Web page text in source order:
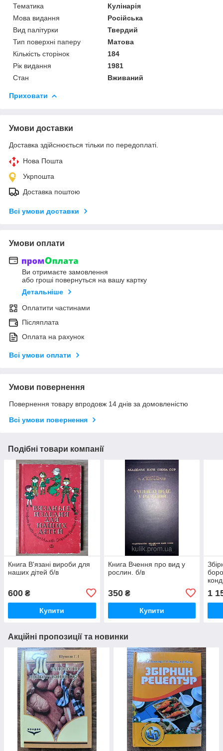
Тематика
Кулінарія
Мова видання
Російська
Вид палітурки
Твердий
Тип поверхні паперу
Матова
Кількість сторінок
184
Рік видання
1981
Стан
Вживаний
Приховати
Умови доставки
Доставка здійснюється тільки по передоплаті.
Нова Пошта
Укрпошта
Доставка поштою
Всі умови доставки
Умови оплати
Ви отримаєте замовлення
або гроші повернуться на вашу картку
Детальніше
Оплатити частинами
Післяплата
Оплата на рахунок
Всі умови оплати
Умови повернення
Повернення товару впродовж 14 днів за домовленістю
Всі умови повернення
Подібні товари компанії
Книга В'язані вироби для
наших дітей б/в
600 ₴
Купити
Книга Вчення про вид у
рослин. б/в
350₴
Купити
Б/У
1
Акційні пропозиції та новинки